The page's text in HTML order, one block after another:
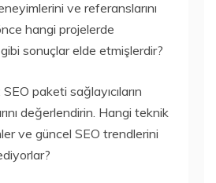
ve referanslarını
hangi projelerde
gibi sonuçlar elde etmişlerdir?
SEO paketi sağlayıcıların
değerlendirin. Hangi teknik
ve güncel SEO trendlerini